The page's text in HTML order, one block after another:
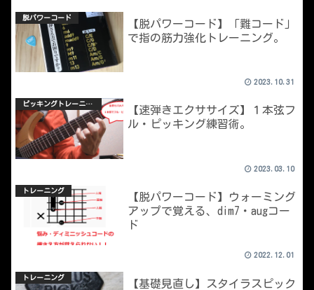
脱パワーコード
【脱パワーコード】「難コード」
で指の筋力強化トレーニング。
2023.10.31
ピッキングトレーニング
【速弾きエクササイズ】１本弦フ
ル・ピッキング練習術。
2023.03.10
トレーニング
【脱パワーコード】ウォーミング
アップで覚える、dim7・augコー
ド
2022.12.01
トレーニング
【基礎見直し】スタイラスピック